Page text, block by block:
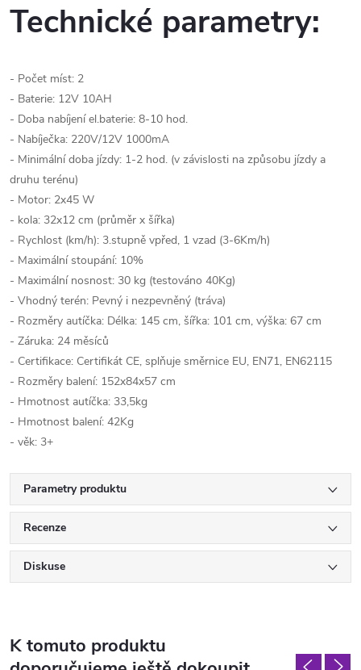
Technické parametry:
- Počet míst: 2
- Baterie: 12V 10AH
- Doba nabíjení el.baterie: 8-10 hod.
- Nabíječka: 220V/12V 1000mA
- Minimální doba jízdy: 1-2 hod. (v závislosti na způsobu jízdy a
druhu terénu)
- Motor: 2x45 W
- kola: 32x12 cm (průměr x šířka)
- Rychlost (km/h): 3.stupně vpřed, 1 vzad (3-6Km/h)
- Maximální stoupání: 10%
- Maximální nosnost: 30 kg (testováno 40Kg)
- Vhodný terén: Pevný i nezpevněný (tráva)
- Rozměry autíčka: Délka: 145 cm, šířka: 101 cm, výška: 67 cm
- Záruka: 24 měsíců
- Certifikace: Certifikát CE, splňuje směrnice EU, EN71, EN62115
- Rozměry balení: 152x84x57 cm
- Hmotnost autíčka: 33,5kg
- Hmotnost balení: 42Kg
- věk: 3+
Parametry produktu
Recenze
Diskuse
K tomuto produktu